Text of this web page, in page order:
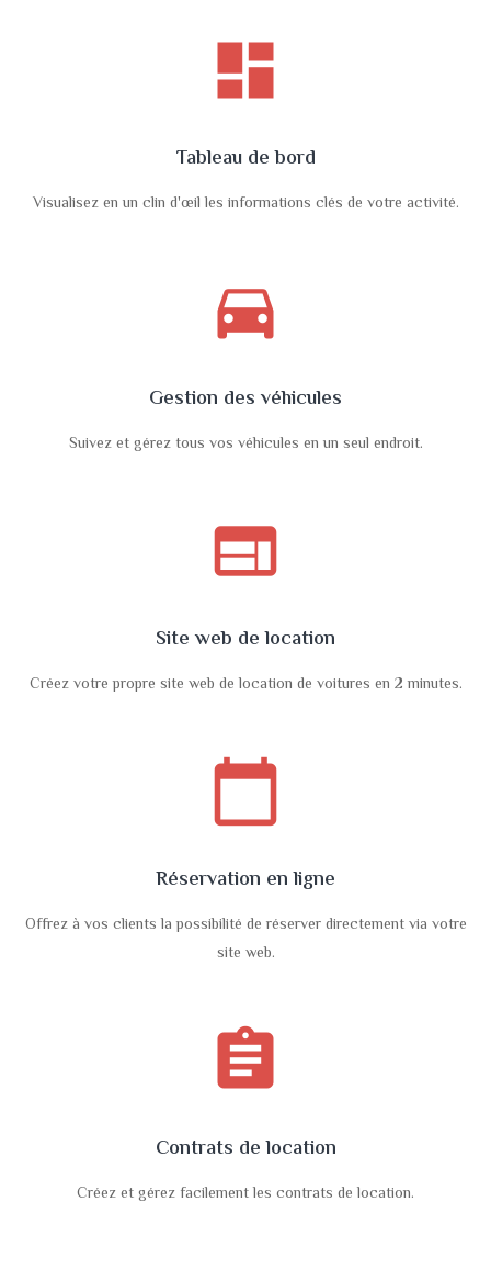
dashboard
Tableau de bord
Visualisez en un clin d'œil les informations clés de votre activité.
directions_car
Gestion des véhicules
Suivez et gérez tous vos véhicules en un seul endroit.
web
Site web de location
Créez votre propre site web de location de voitures en 2 minutes.
calendar_today
Réservation en ligne
Offrez à vos clients la possibilité de réserver directement via votre
site web.
assignment
Contrats de location
Créez et gérez facilement les contrats de location.